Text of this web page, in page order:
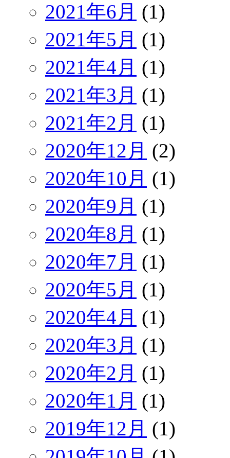
2021年6月 (1)
2021年5月 (1)
2021年4月 (1)
2021年3月 (1)
2021年2月 (1)
2020年12月 (2)
2020年10月 (1)
2020年9月 (1)
2020年8月 (1)
2020年7月 (1)
2020年5月 (1)
2020年4月 (1)
2020年3月 (1)
2020年2月 (1)
2020年1月 (1)
2019年12月 (1)